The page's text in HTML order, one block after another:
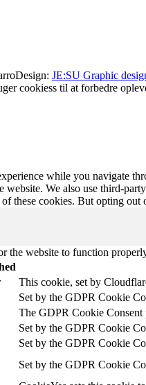
Design: JE:SU Graphic
cookiess til at forbedre
while you navigate
We also use third-
these cookies. But opting
the website to function
This cookie, set by
Set by the GDPR Cookie
The GDPR Cookie Consent
Set by the GDPR Cookie
Set by the GDPR Cookie
Set by the GDPR Cookie